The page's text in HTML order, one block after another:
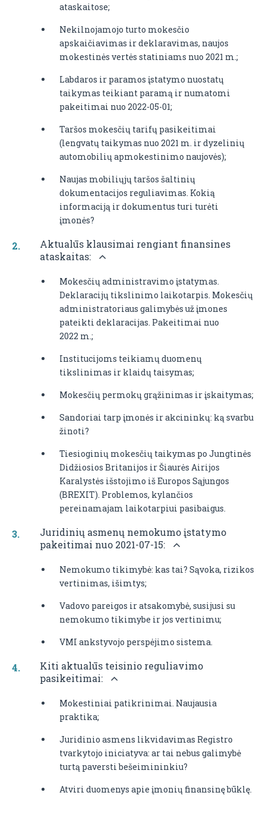
ataskaitose;
Nekilnojamojo turto mokesčio
apskaičiavimas ir deklaravimas, naujos
mokestinės vertės statiniams nuo 2021 m.;
Labdaros ir paramos įstatymo nuostatų
taikymas teikiant paramą ir numatomi
pakeitimai nuo 2022-05-01;
Taršos mokesčių tarifų pasikeitimai
(lengvatų taikymas nuo 2021 m. ir dyzelinių
automobilių apmokestinimo naujovės);
Naujas mobiliųjų taršos šaltinių
dokumentacijos reguliavimas. Kokią
informaciją ir dokumentus turi turėti
įmonės?
Aktualūs klausimai rengiant finansines
ataskaitas:
Mokesčių administravimo įstatymas.
Deklaracijų tikslinimo laikotarpis. Mokesčių
administratoriaus galimybės už įmones
pateikti deklaracijas. Pakeitimai nuo
2022 m.;
Institucijoms teikiamų duomenų
tikslinimas ir klaidų taisymas;
Mokesčių permokų grąžinimas ir įskaitymas;
Sandoriai tarp įmonės ir akcininkų: ką svarbu
žinoti?
Tiesioginių mokesčių taikymas po Jungtinės
Didžiosios Britanijos ir Šiaurės Airijos
Karalystės išstojimo iš Europos Sąjungos
(BREXIT). Problemos, kylančios
pereinamajam laikotarpiui pasibaigus.
Juridinių asmenų nemokumo įstatymo
pakeitimai nuo 2021-07-15:
Nemokumo tikimybė: kas tai? Sąvoka, rizikos
vertinimas, išimtys;
Vadovo pareigos ir atsakomybė, susijusi su
nemokumo tikimybe ir jos vertinimu;
VMI ankstyvojo perspėjimo sistema.
Kiti aktualūs teisinio reguliavimo
pasikeitimai:
Mokestiniai patikrinimai. Naujausia
praktika;
Juridinio asmens likvidavimas Registro
tvarkytojo iniciatyva: ar tai nebus galimybė
turtą paversti bešeimininkiu?
Atviri duomenys apie įmonių finansinę būklę.